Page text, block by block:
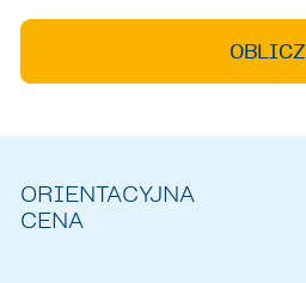
OBLICZ
ORIENTACYJNA
CENA